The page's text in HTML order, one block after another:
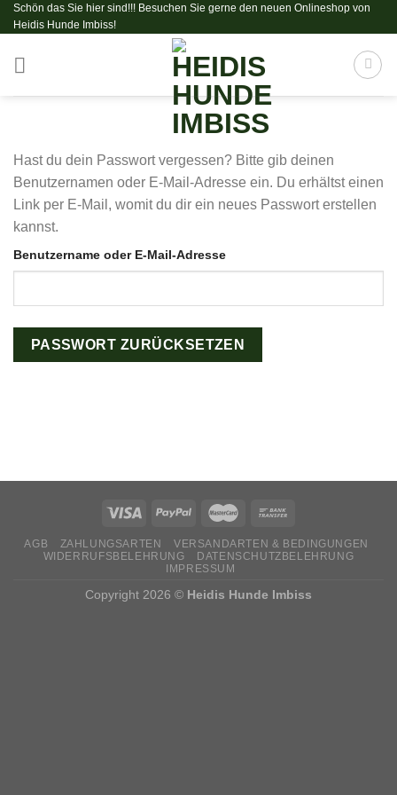
Zum
Inhalt
springen
Schön das Sie hier sind!!! Besuchen Sie gerne den neuen Onlineshop von
Heidis Hunde Imbiss!
Hast du dein Passwort vergessen? Bitte gib deinen
Benutzernamen oder E-Mail-Adresse ein. Du erhältst einen
Link per E-Mail, womit du dir ein neues Passwort erstellen
kannst.
Benutzername oder E-Mail-Adresse
PASSWORT ZURÜCKSETZEN
AGB ZAHLUNGSARTEN
VERSANDARTEN & BEDINGUNGEN
WIDERRUFSBELEHRUNG
DATENSCHUTZBELEHRUNG
IMPRESSUM
Copyright 2026 © Heidis Hunde Imbiss